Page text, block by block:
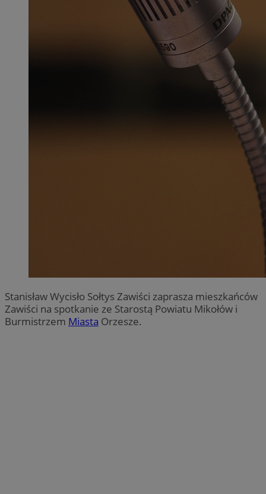
Stanisław Wycisło Sołtys Zawiści zaprasza mieszkańców
Zawiści na spotkanie ze Starostą Powiatu Mikołów i
Burmistrzem Miasta Orzesze.